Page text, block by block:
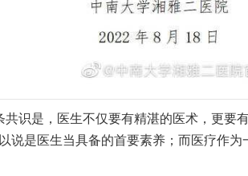
识是，医生不仅要有精湛的医术，更要
说是医生当具备的首要素养；而医疗作